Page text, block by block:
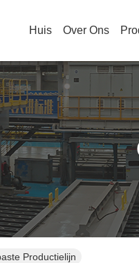
Huis Over Ons
Productielijn